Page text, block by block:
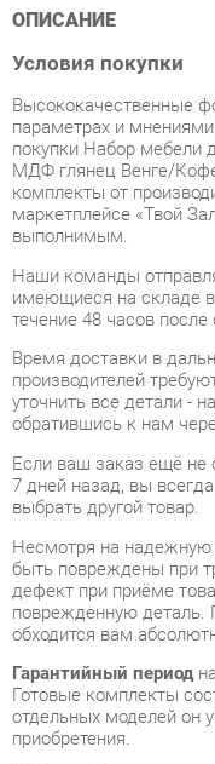
Высококачественные
параметрах и мнениями
покупки Набор мебели
МДФ глянец Венге/Кофе
комплекты от
маркетплейсе «Твой Зал
выполнимым.
Наши команды
имеющиеся на складе в
течение 48 часов после
Время доставки в
производителей
уточнить все детали -
обратившись к нам
Если ваш заказ ещё не
7 дней назад, вы всегда
выбрать другой товар.
Несмотря на надежную
быть повреждены при
дефект при приёме
поврежденную деталь.
обходится вам
Гарантийный периодна
Готовые комплекты
отдельных моделей он
приобретения.
Набор мебели для
глянец Венге/Кофе с
продукт, изготовленный
актуальным